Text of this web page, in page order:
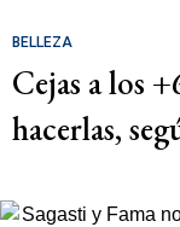
BELLEZA
Cejas a los
hacerlas,